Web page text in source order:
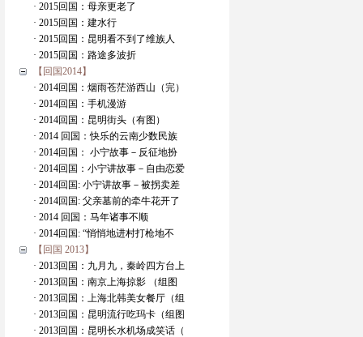
· 2015回国：母亲更老了
· 2015回国：建水行
· 2015回国：昆明看不到了维族人
· 2015回国：路途多波折
【回国2014】
· 2014回国：烟雨苍茫游西山（完）
· 2014回国：手机漫游
· 2014回国：昆明街头（有图）
· 2014 回国：快乐的云南少数民族
· 2014回国： 小宁故事－反征地扮
· 2014回国：小宁讲故事－自由恋爱
· 2014回国: 小宁讲故事－被拐卖差
· 2014回国: 父亲墓前的牵牛花开了
· 2014 回国：马年诸事不顺
· 2014回国: “悄悄地进村打枪地不
【回国 2013】
· 2013回国：九月九，秦岭四方台上
· 2013回国：南京上海掠影 （组图
· 2013回国：上海北韩美女餐厅（组
· 2013回国：昆明流行吃玛卡（组图
· 2013回国：昆明长水机场成笑话（